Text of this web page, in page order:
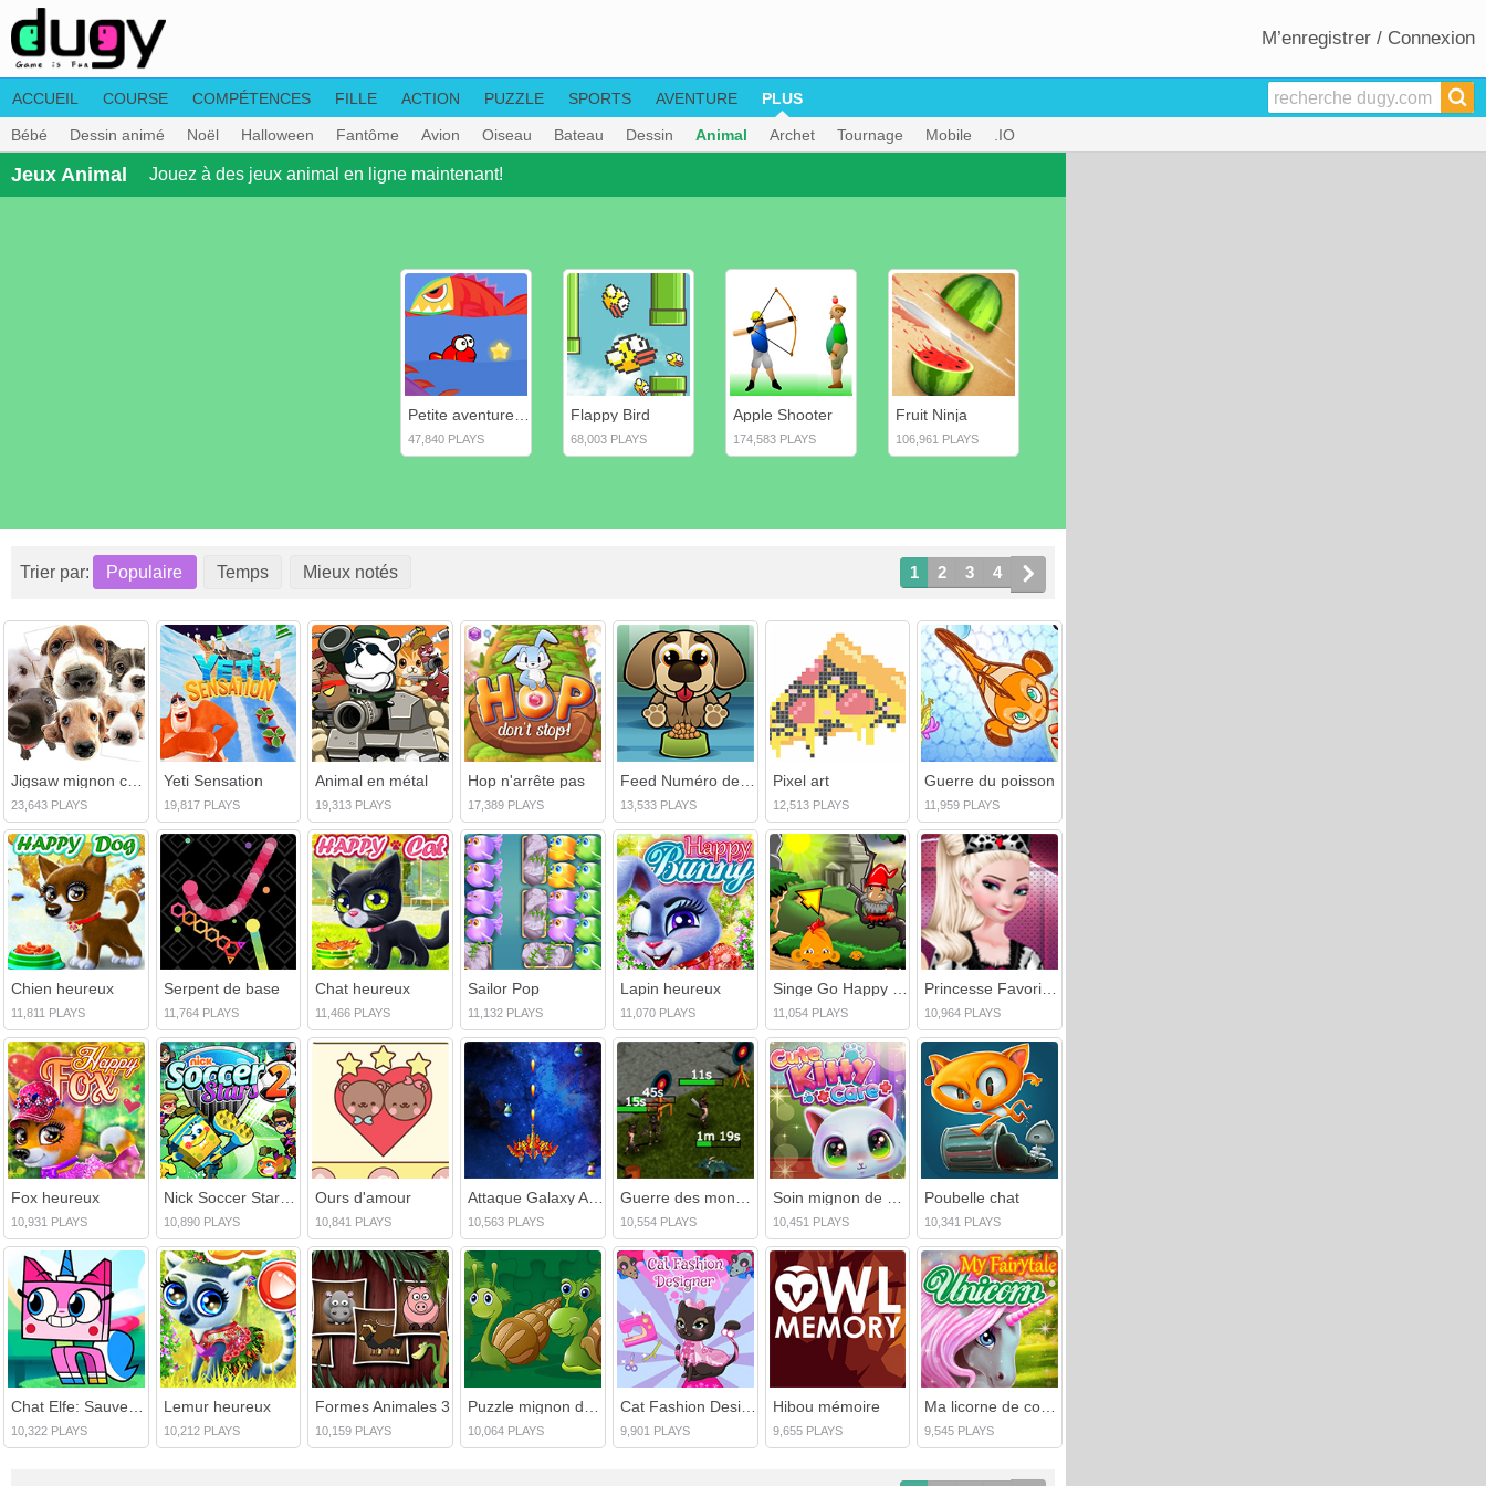
M’enregistrer / Connexion
ACCUEIL COURSE COMPÉTENCES FILLE ACTION PUZZLE SPORTS AVENTURE PLUS
Bébé Dessin animé Noël Halloween Fantôme Avion Oiseau Bateau Dessin Animal Archet Tournage Mobile .IO
Jeux Animal Jouez à des jeux animal en ligne maintenant!
47,840 PLAYS
Flappy Bird
68,003 PLAYS
Apple Shooter
174,583 PLAYS
Fruit Ninja
106,961 PLAYS
Trier par: Populaire Temps Mieux notés 1 2 3 4
23,643 PLAYS
Yeti Sensation
19,817 PLAYS
Animal en métal
19,313 PLAYS
Hop n'arrête pas
17,389 PLAYS 13,533 PLAYS
Pixel art
12,513 PLAYS
Guerre du poisson
11,959 PLAYS
Chien heureux
11,811 PLAYS
Serpent de base
11,764 PLAYS
Chat heureux
11,466 PLAYS
Sailor Pop
11,132 PLAYS
Lapin heureux
11,070 PLAYS
Singe Go Happy Devils Gold
11,054 PLAYS
Princesse Favorite Animal
10,964 PLAYS
Fox heureux
10,931 PLAYS
Nick Soccer Stars 2
10,890 PLAYS
Ours d'amour
10,841 PLAYS 10,563 PLAYS 10,554 PLAYS 10,451 PLAYS
Poubelle chat
10,341 PLAYS
10,322 PLAYS
Lemur heureux
10,212 PLAYS
Formes Animales 3
10,159 PLAYS 10,064 PLAYS
Cat Fashion Designer
9,901 PLAYS
Hibou mémoire
9,655 PLAYS 9,545 PLAYS